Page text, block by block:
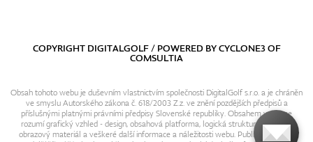
COPYRIGHT DIGITALGOLF / POWERED BYCYCLONE3OF
COMSULTIA
Obsah tohoto webu je duševním vlastnictvím společnosti DigitalGolf s.r.o. a je chráněn
ve smyslu Autorského zákona č. 618/2003 Z.z. ve znění pozdějších předpisů a
příslušnými platnými právními předpisy Slovenské republiky. Obsahem webu se
rozumí grafický vzhled - design, obsahová platforma, logická struktura, textový i
obrazový materiál a veškeré další informace a náležitosti webu. Publikování resp.